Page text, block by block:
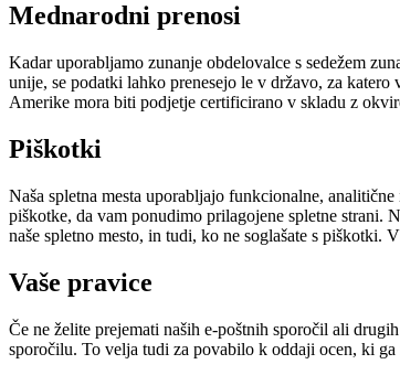
Mednarodni prenosi
Kadar uporabljamo zunanje obdelovalce s sedežem
unije, se podatki lahko prenesejo le v državo, za
Amerike mora biti podjetje certificirano v skladu z
Piškotki
Naša spletna mesta uporabljajo funkcionalne,
piškotke, da vam ponudimo prilagojene spletne strani.
naše spletno mesto, in tudi, ko ne soglašate s piškotki.
Vaše pravice
Če ne želite prejemati naših e-poštnih sporočil ali
sporočilu. To velja tudi za povabilo k oddaji ocen, ki